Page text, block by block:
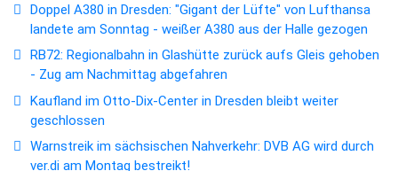
Doppel A380 in Dresden: "Gigant der Lüfte" von Lufthansa
landete am Sonntag - weißer A380 aus der Halle gezogen
RB72: Regionalbahn in Glashütte zurück aufs Gleis gehoben
- Zug am Nachmittag abgefahren
Kaufland im Otto-Dix-Center in Dresden bleibt weiter
geschlossen
Warnstreik im sächsischen Nahverkehr: DVB AG wird durch
ver.di am Montag bestreikt!